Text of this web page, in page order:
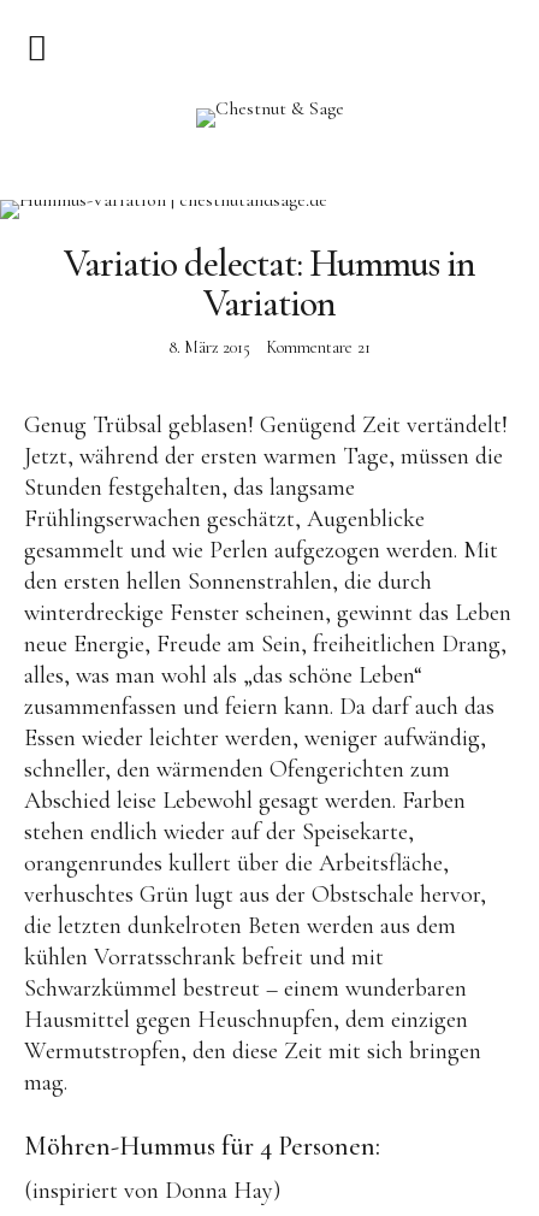
Chestnut & SageHome
Herzlich Willkommen
Rezepte
Vorspeisen
Hauptgerichte
Salat
Suppen
Kuchen & Dessert
Brot
Eis
Saft & Sirup
Variatio delectat: Hummus in
Variation
8. März 2015 Kommentare 21
Genug Trübsal geblasen! Genügend Zeit vertändelt!
Jetzt, während der ersten warmen Tage, müssen die
Stunden festgehalten, das langsame
Frühlingserwachen geschätzt, Augenblicke
gesammelt und wie Perlen aufgezogen werden. Mit
den ersten hellen Sonnenstrahlen, die durch
winterdreckige Fenster scheinen, gewinnt das Leben
neue Energie, Freude am Sein, freiheitlichen Drang,
alles, was man wohl als „das schöne Leben“
zusammenfassen und feiern kann. Da darf auch das
Essen wieder leichter werden, weniger aufwändig,
schneller, den wärmenden Ofengerichten zum
Abschied leise Lebewohl gesagt werden. Farben
stehen endlich wieder auf der Speisekarte,
orangenrundes kullert über die Arbeitsfläche,
verhuschtes Grün lugt aus der Obstschale hervor,
die letzten dunkelroten Beten werden aus dem
kühlen Vorratsschrank befreit und mit
Schwarzkümmel bestreut – einem wunderbaren
Hausmittel gegen Heuschnupfen, dem einzigen
Wermutstropfen, den diese Zeit mit sich bringen
mag.
Möhren-Hummus für 4 Personen:
(inspiriert von Donna Hay)